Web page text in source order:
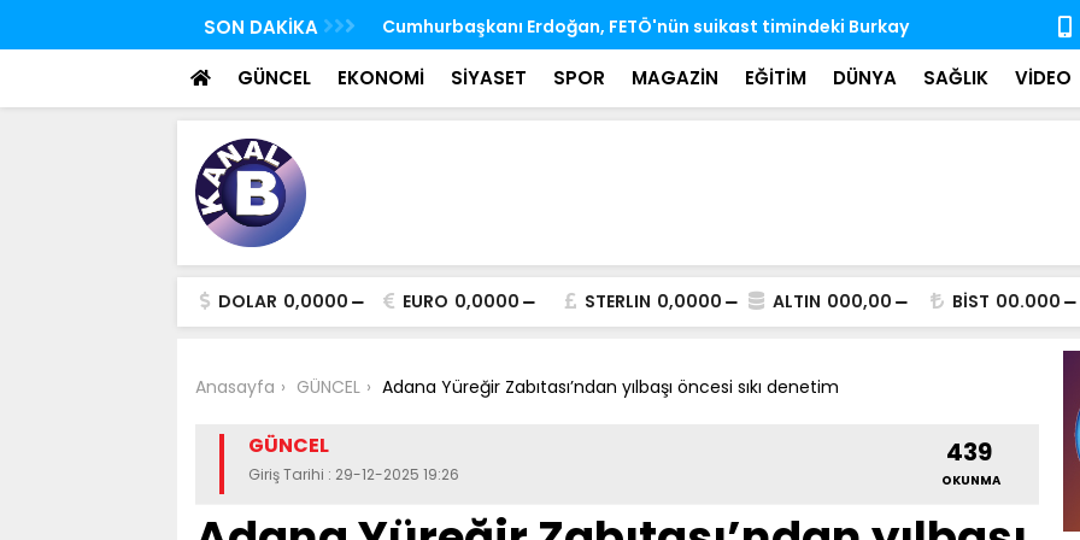
SON DAKİKA
FETÖ'nün suikast timindeki Burkay
TBMM Genel Kurulu'nda ihtisas komisyonlarındaki boş üyeliklere
seçim yapıldı
MSB:
almaya
GÜNCEL EKONOMİ SİYASET SPOR MAGAZİN EĞİTİM DÜNYA SAĞLIK VİDEO
DOLAR 0,0000 EURO 0,0000 STERLIN 0,0000 ALTIN 000,00 BİST 00.000
Anasayfa GÜNCEL Adana Yüreğir Zabıtası’ndan yılbaşı öncesi sıkı denetim
GÜNCEL
Giriş Tarihi : 29-12-2025 19:26
439
OKUNMA